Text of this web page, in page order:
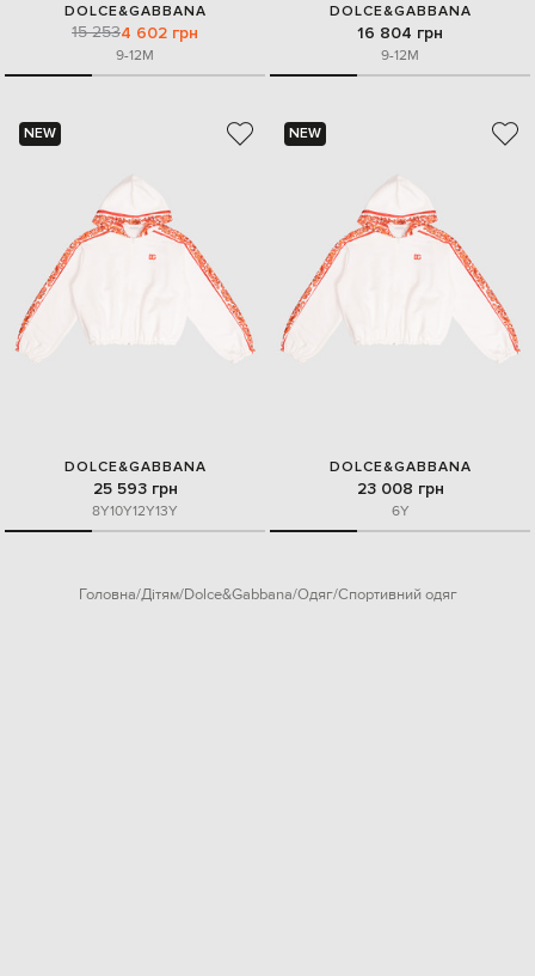
DOLCE&GABBANA
15 2534 602 грн
9-12M
DOLCE&GABBANA
16 804 грн
9-12M
NEW
DOLCE&GABBANA
25 593 грн
8Y10Y12Y13Y
NEW
DOLCE&GABBANA
23 008 грн
6Y
Головна Дітям Dolce&Gabbana Одяг Спортивний одяг